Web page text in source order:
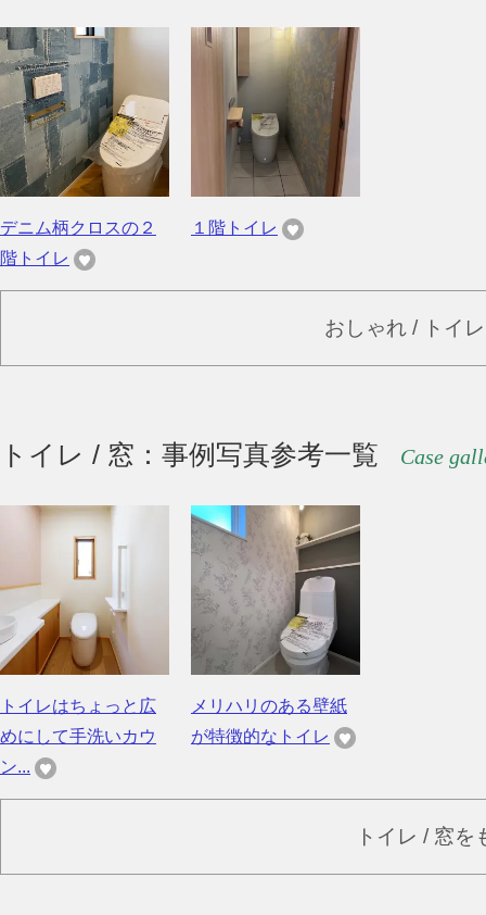
デニム柄クロスの２
階トイレ
１階トイレ
おしゃれ / トイ
トイレ / 窓：事例写真参考一覧 Case
トイレはちょっと広
めにして手洗いカウ
ン...
メリハリのある壁紙
が特徴的なトイレ
トイレ / 窓を